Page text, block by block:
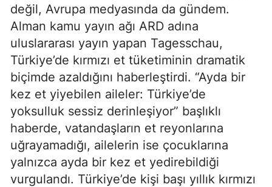
değil, Avrupa medyasında da gündem.
Alman kamu yayın ağı ARD adına
uluslararası yayın yapan Tagesschau,
Türkiye’de kırmızı et tüketiminin dramatik
biçimde azaldığını haberleştirdi. “Ayda bir
kez et yiyebilen aileler: Türkiye’de
yoksulluk sessiz derinleşiyor” başlıklı
haberde, vatandaşların et reyonlarına
uğrayamadığı, ailelerin ise çocuklarına
yalnızca ayda bir kez et yedirebildiği
vurgulandı. Türkiye’de kişi başı yıllık kırmızı